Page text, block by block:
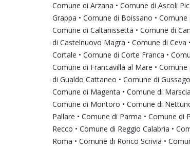
Comune di Arzana • Comune di Ascoli
Grappa • Comune di Boissano •
Comune di Caltanissetta • Comune di
di Castelnuovo Magra • Comune di Ceva
Cortale • Comune di Corte Franca •
Comune di Francavilla al Mare •
di Gualdo Cattaneo • Comune di
Comune di Magenta • Comune di
Comune di Montoro • Comune di
Pallare • Comune di Parma • Comune di
Recco • Comune di Reggio Calabria •
Roma • Comune di Ronco Scrivia •